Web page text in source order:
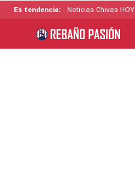
Es tendencia: Noticias Chivas HOY